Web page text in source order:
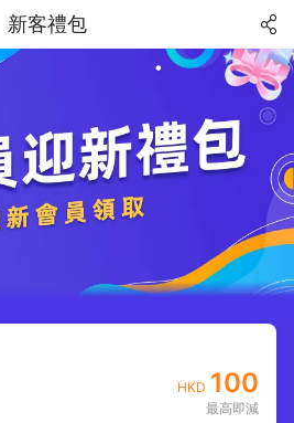
新客禮包
HKD 100
最高即減